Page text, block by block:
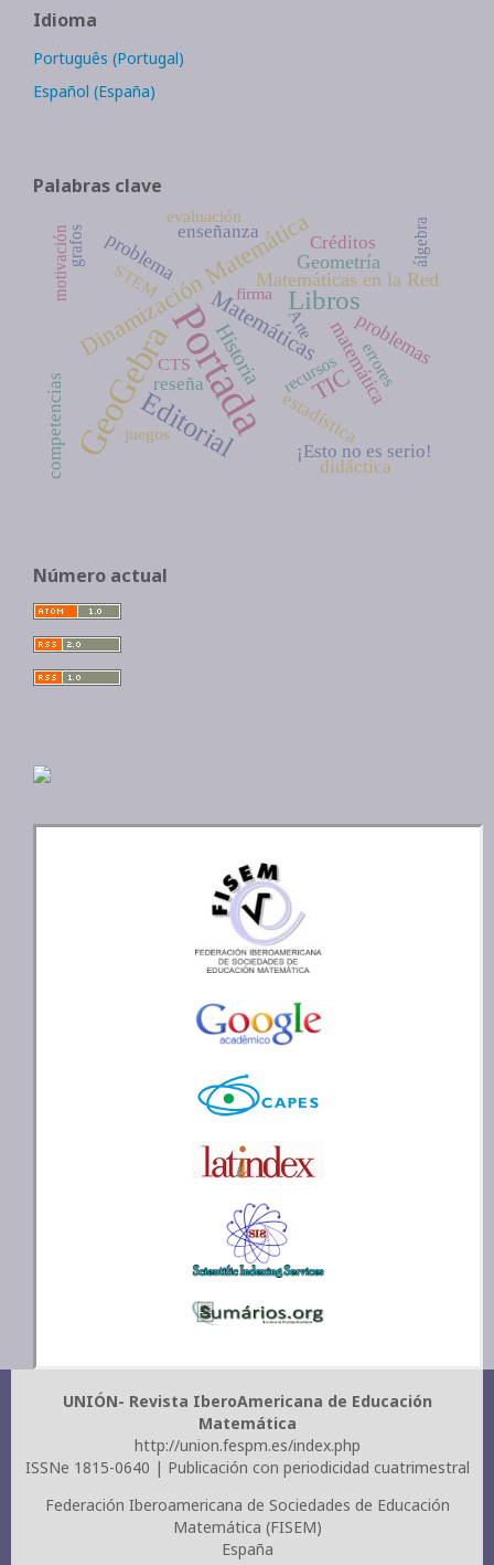
Idioma
Português (Portugal)
Español (España)
Palabras clave
Portada
GeoGebraEditorial
Libros
TIC
Dinamización Matemática
Matemáticas
Historia matemática
Matemáticas en la Red
problema Geometría
problemas
estadística
¡Esto no es serio!
reseña
Créditos
didáctica
enseñanza
competencias
motivación STEM
álgebra
errores
firma
evaluación
Arte
recursos
CTS
juegos
grafos
Número actual
UNIÓN- Revista IberoAmericana de Educación
Matemática
http://union.fespm.es/index.php
ISSNe 1815-0640 | Publicación con periodicidad cuatrimestral
Federación Iberoamericana de Sociedades de Educación
Matemática (FISEM)
España